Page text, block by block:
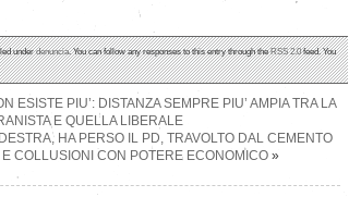
underdenuncia. You can follow any responses to this entry through theRSS 2.0feed. You
ESISTE PIU’: DISTANZA SEMPRE PIU’ AMPIA TRA LA
E QUELLA LIBERALE
HA PERSO IL PD, TRAVOLTO DAL CEMENTO
COLLUSIONI CON POTERE ECONOMICO »